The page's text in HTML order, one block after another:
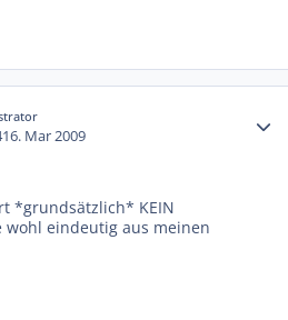
16. Mar 2009
*grundsätzlich* KEIN
wohl eindeutig aus meinen